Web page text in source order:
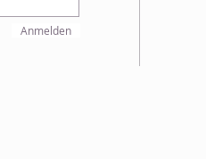
Anmelden